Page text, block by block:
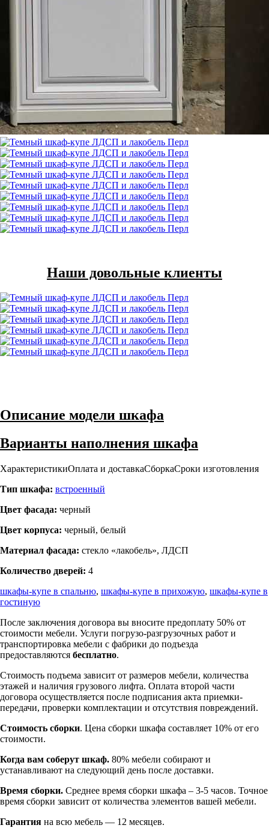
Наши довольные клиенты
Описание модели шкафа
Варианты наполнения шкафа
ХарактеристикиОплата и доставкаСборкаСроки изготовления
Тип шкафа: встроенный
Цвет фасада: черный
Цвет корпуса: черный, белый
Материал фасада: стекло «лакобель», ЛДСП
Количество дверей: 4
шкафы-купе в спальню, шкафы-купе в прихожую, шкафы-купе в
гостиную
После заключения договора вы вносите предоплату 50% от
стоимости мебели. Услуги погрузо-разгрузочных работ и
транспортировка мебели с фабрики до подъезда
предоставляются бесплатно.
Стоимость подъема зависит от размеров мебели, количества
этажей и наличия грузового лифта. Оплата второй части
договора осуществляется после подписания акта приемки-
передачи, проверки комплектации и отсутствия повреждений.
Стоимость сборки. Цена сборки шкафа составляет 10% от его
стоимости.
Когда вам соберут шкаф. 80% мебели собирают и
устанавливают на следующий день после доставки.
Время сборки. Среднее время сборки шкафа – 3-5 часов. Точное
время сборки зависит от количества элементов вашей мебели.
Гарантия на всю мебель — 12 месяцев.